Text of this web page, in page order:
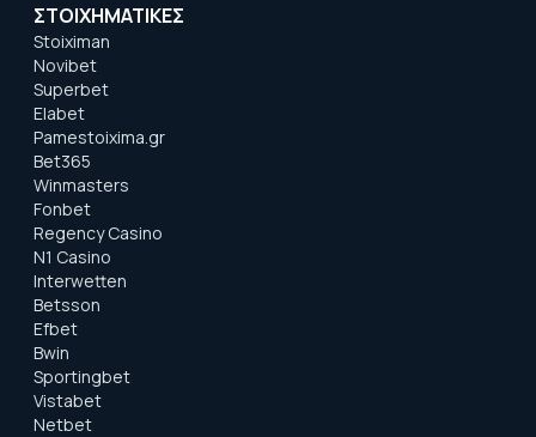
ΣΤΟΙΧΗΜΑΤΙΚΕΣ
Stoiximan
Novibet
Superbet
Elabet
Pamestoixima.gr
Bet365
Winmasters
Fonbet
Regency Casino
N1 Casino
Interwetten
Betsson
Efbet
Bwin
Sportingbet
Vistabet
Netbet